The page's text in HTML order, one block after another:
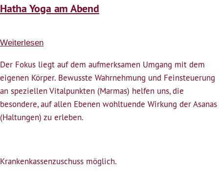
Hatha Yoga am Abend
Weiterlesen
Yoga
am
Abend
Der Fokus liegt auf dem aufmerksamen Umgang mit dem
eigenen Körper. Bewusste Wahrnehmung und Feinsteuerung
an speziellen Vitalpunkten (Marmas) helfen uns, die
besondere, auf allen Ebenen wohltuende Wirkung der Asanas
(Haltungen) zu erleben.
Krankenkassenzuschuss möglich.